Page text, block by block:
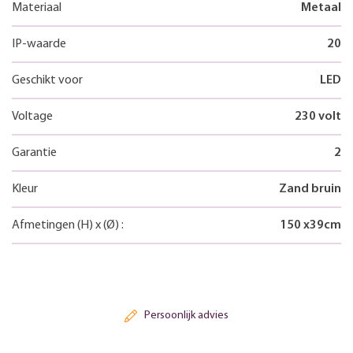
Materiaal Metaal
IP-waarde 20
Geschikt voor LED
Voltage 230 volt
Garantie 2
Kleur Zand bruin
Afmetingen (H) x(Ø) : 150 x39cm
Persoonlijk advies